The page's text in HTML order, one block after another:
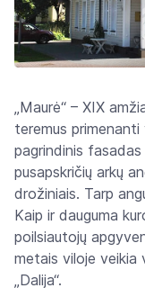
„Maurė“ – XIX
teremus primenanti
pagrindinis fasadas
pusapskričių arkų
drožiniais. Tarp
Kaip ir dauguma
poilsiautojų
metais viloje veikia
„Dalija“.